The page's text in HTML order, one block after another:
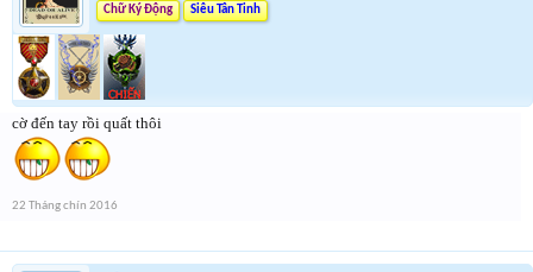
Chữ Ký Động
Siêu Tân Tinh
cờ đến tay rồi quất thôi
22 Tháng chín 2016